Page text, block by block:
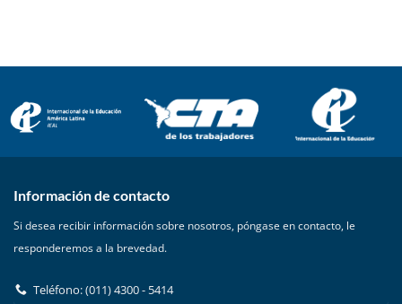
Información de contacto
Si desea recibir información sobre nosotros, póngase en contacto, le
responderemos a la brevedad.
Teléfono: (011) 4300 - 5414